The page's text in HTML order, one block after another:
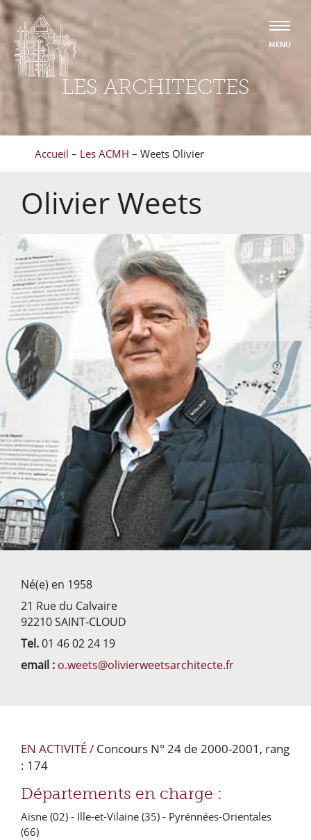
LES ARCHITECTES
Accueil – Les ACMH – Weets Olivier
OlivierWeets
Né(e) en 1958
21 Rue du Calvaire
92210 SAINT-CLOUD
Tel.01 46 02 24 19
email : o.weets@olivierweetsarchitecte.fr
EN ACTIVITÉ / Concours N° 24 de 2000-2001, rang
: 174
Départements en charge :
Aisne (02) - Ille-et-Vilaine (35) - Pyrénnées-Orientales
(66)